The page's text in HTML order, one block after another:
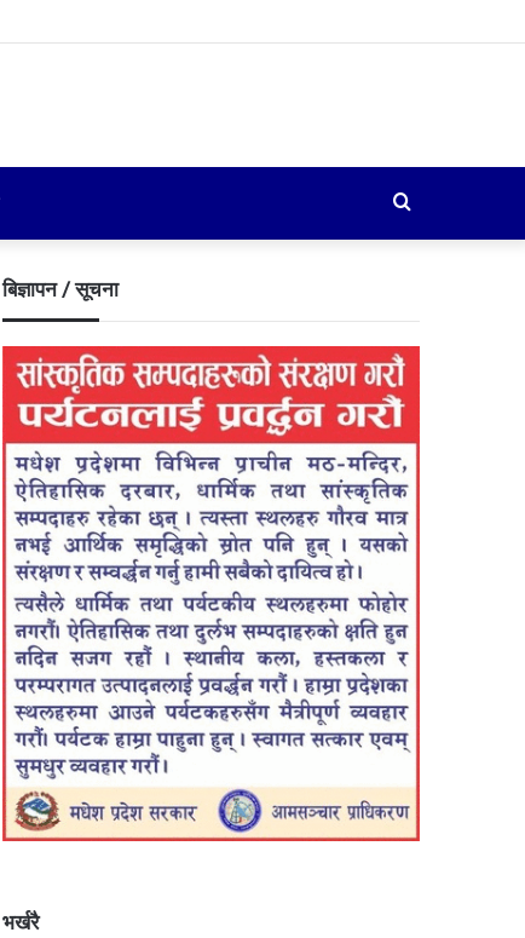
बिज्ञापन / सूचना
भर्खरै